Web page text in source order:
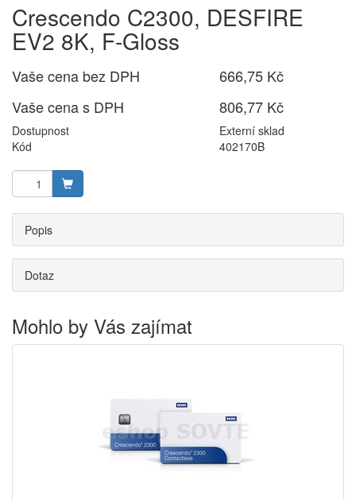
Crescendo C2300, DESFIRE
EV2 8K, F-Gloss
Vaše cena bez DPH
666,75 Kč
Vaše cena s DPH
806,77 Kč
Dostupnost
Externí sklad
Kód
402170B
Popis
Dotaz
Mohlo by Vás zajímat